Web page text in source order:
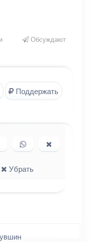
Обсуждают
Поддержать
ВКонтакте
Поделиться в
Одноклассниках
Поделиться в
WhatsApp
в X (Twitter)
Убрать